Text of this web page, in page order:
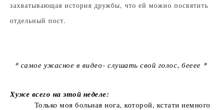
захватывающая история дружбы, что ей можно посвятить
отдельный пост.
* самое ужасное в видео- слушать свой голос, бееее *
Хуже всего на этой неделе:
Только моя больная нога, которой, кстати немного